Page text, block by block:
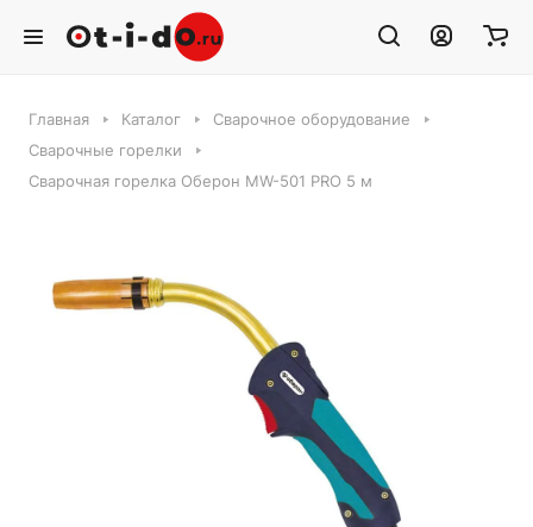
Главная Каталог
Сварочное оборудование
Сварочные горелки
Сварочная горелка Оберон MW-501 PRO 5 м